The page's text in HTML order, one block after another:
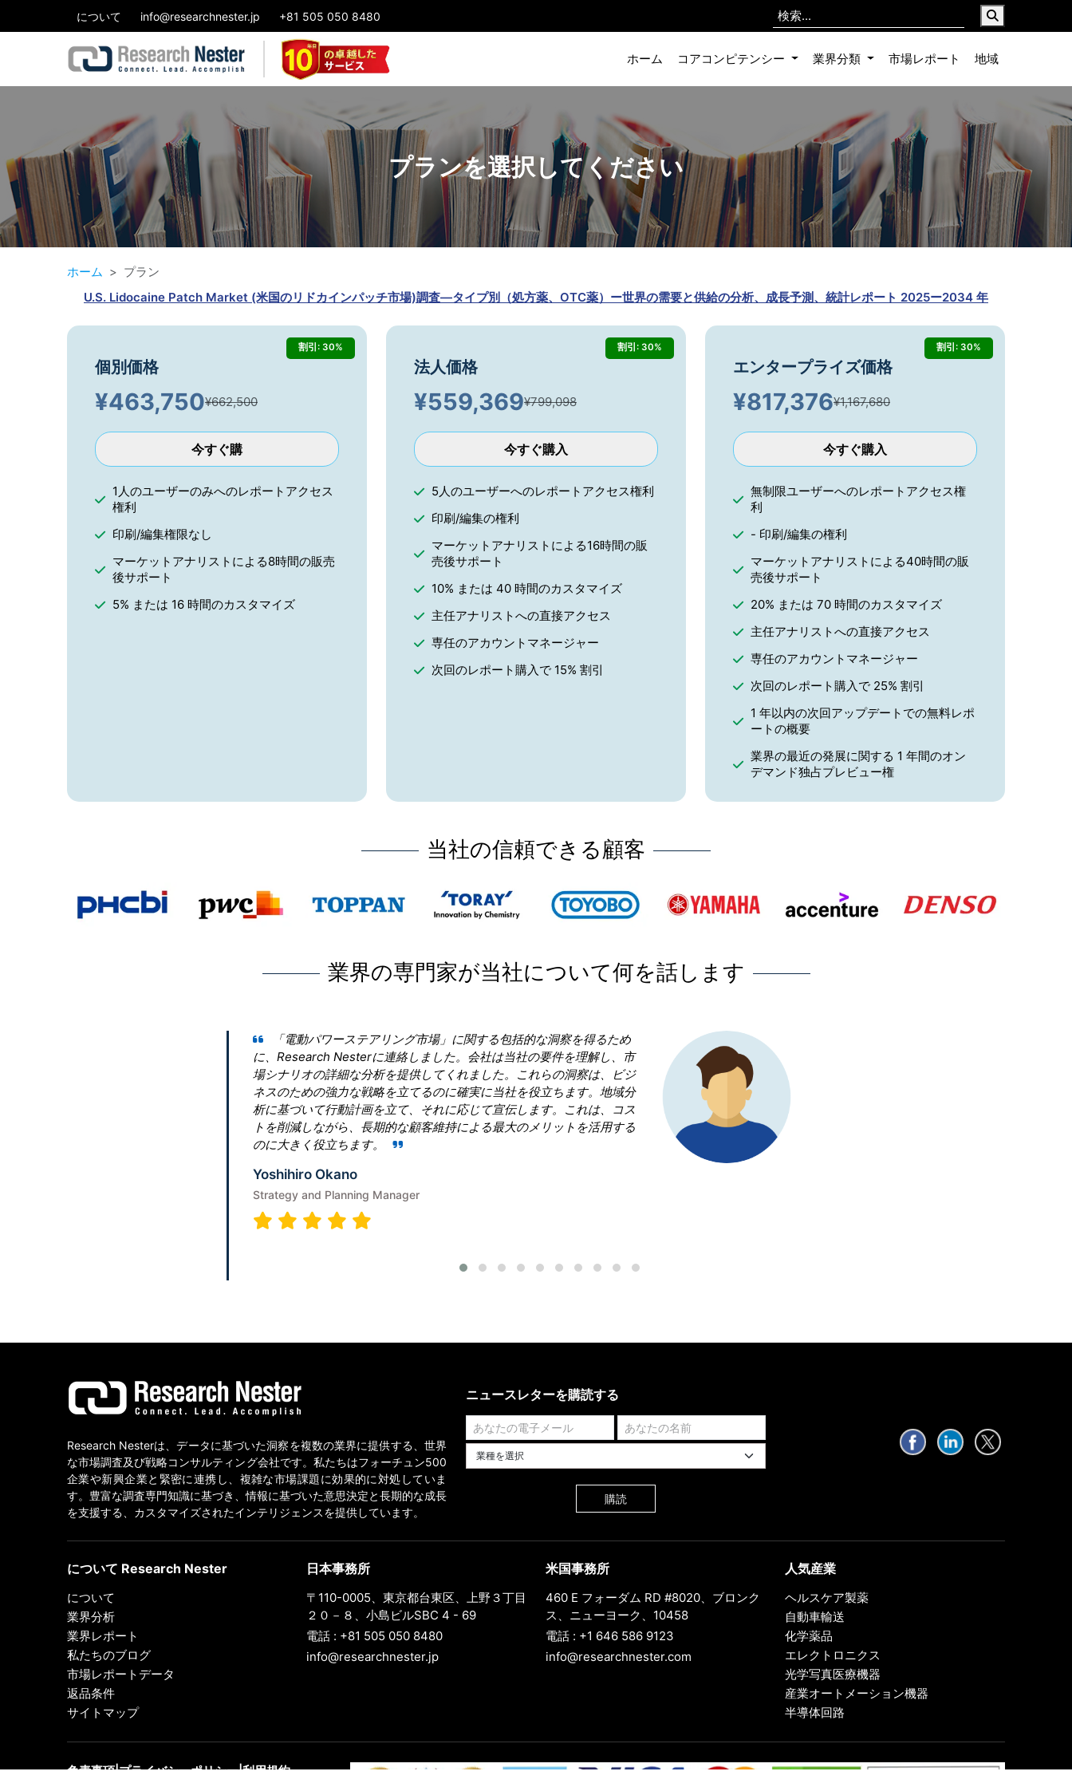
について info@researchnester.jp +81 505 050 8480
ホーム コアコンピテンシー 業界分類 市場レポート 地域
プランを選択してください
ホーム
プラン
U.S. Lidocaine Patch Market (米国のリドカインパッチ市場)調査―タイプ別（処方薬、OTC薬）ー世界の需要と供給の分析、成長予測、統計レポート 2025ー2034 年
割引: 30%
個別価格
¥463,750¥662,500
今すぐ購
1人のユーザーのみへのレポートアクセス
権利
印刷/編集権限なし
マーケットアナリストによる8時間の販売
後サポート
5% または 16 時間のカスタマイズ
割引: 30%
法人価格
¥559,369¥799,098
今すぐ購入
5人のユーザーへのレポートアクセス権利
印刷/編集の権利
マーケットアナリストによる16時間の販
売後サポート
10% または 40 時間のカスタマイズ
主任アナリストへの直接アクセス
専任のアカウントマネージャー
次回のレポート購入で 15% 割引
割引: 30%
エンタープライズ価格
¥817,376¥1,167,680
今すぐ購入
無制限ユーザーへのレポートアクセス権
利
- 印刷/編集の権利
マーケットアナリストによる40時間の販
売後サポート
20% または 70 時間のカスタマイズ
主任アナリストへの直接アクセス
専任のアカウントマネージャー
次回のレポート購入で 25% 割引
1 年以内の次回アップデートでの無料レポ
ートの概要
業界の最近の発展に関する 1 年間のオン
デマンド独占プレビュー権
当社の信頼できる顧客
業界の専門家が当社について何を話します
「電動パワーステアリング市場」に関する包括的な洞察を得るため
に、Research Nesterに連絡しました。会社は当社の要件を理解し、市
場シナリオの詳細な分析を提供してくれました。これらの洞察は、ビジ
ネスのための強力な戦略を立てるのに確実に当社を役立ちます。地域分
析に基づいて行動計画を立て、それに応じて宣伝します。これは、コス
トを削減しながら、長期的な顧客維持による最大のメリットを活用する
のに大きく役立ちます。
Strategy and Planning Manager
Research Nester を選択したことが当社のビジネスにとっ
決断であったと言っても過言ではありません。 私たちは「真
場」という領域で当社を凌ぎたいと考えていました。しかし
果的な戦略の青写真を作成することに戸惑いました。
は、従うべき勝利戦略を構築することで、成功への道をナビ
のに役立ちました。
Terumi Kamida
Research Nesterは、データに基づいた洞察を複数の業界に提供する、世界
な市場調査及び戦略コンサルティング会社です。私たちはフォーチュン500
企業や新興企業と緊密に連携し、複雑な市場課題に効果的に対処していま
す。豊富な調査専門知識に基づき、情報に基づいた意思決定と長期的な成長
を支援する、カスタマイズされたインテリジェンスを提供しています。
ニュースレターを購読する
業種を選択してください
購読
について Research Nester
について
業界分析
業界レポート
私たちのブログ
市場レポートデータ
返品条件
サイトマップ
日本事務所
〒110-0005、東京都台東区、上野３丁目
２０－８、小島ビルSBC 4 - 69
電話 : +81 505 050 8480
info@researchnester.jp
米国事務所
460 E フォーダム RD #8020、ブロンク
ス、ニューヨーク、10458
電話 : +1 646 586 9123
info@researchnester.com
人気産業
ヘルスケア製薬
自動車輸送
化学薬品
エレクトロニクス
光学写真医療機器
産業オートメーション機器
半導体回路
免責事項|プライバシーポリシー|利用規約